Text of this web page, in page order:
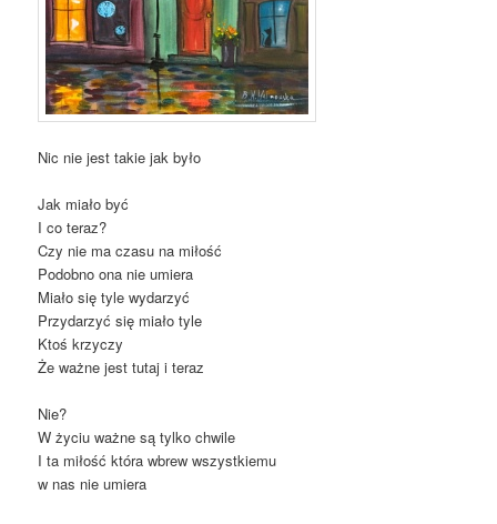
Nic nie jest takie jak było
Jak miało być
I co teraz?
Czy nie ma czasu na miłość
Podobno ona nie umiera
Miało się tyle wydarzyć
Przydarzyć się miało tyle
Ktoś krzyczy
Że ważne jest tutaj i teraz
Nie?
W życiu ważne są tylko chwile
I ta miłość która wbrew wszystkiemu
w nas nie umiera